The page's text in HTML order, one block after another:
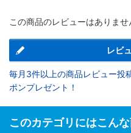
この商品のレビューはありませ
レビ
毎月3件以上の商品レビュー投
ポンプレゼント！
このカテゴリにはこん